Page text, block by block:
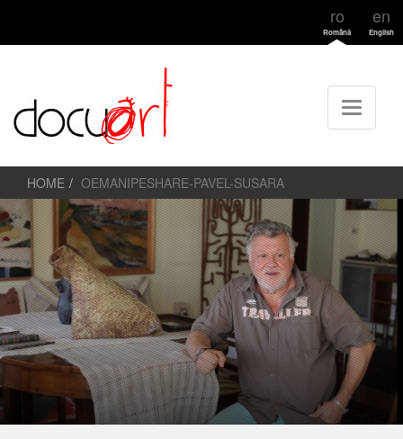
ro
Română
en
English
HOME OEMANIPESHARE-PAVEL-SUSARA